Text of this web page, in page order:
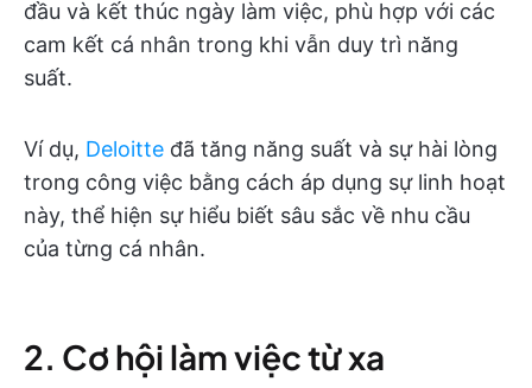
đầu và kết thúc ngày làm việc, phù hợp với các
cam kết cá nhân trong khi vẫn duy trì năng
suất.
Ví dụ, Deloitte đã tăng năng suất và sự hài lòng
trong công việc bằng cách áp dụng sự linh hoạt
này, thể hiện sự hiểu biết sâu sắc về nhu cầu
của từng cá nhân.
2. Cơ hội làm việc từ xa